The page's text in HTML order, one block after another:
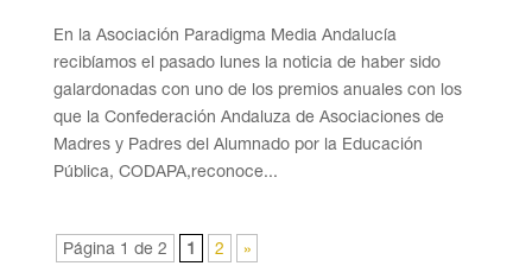
En la Asociación Paradigma Media Andalucía
recibíamos el pasado lunes la noticia de haber sido
galardonadas con uno de los premios anuales con los
que la Confederación Andaluza de Asociaciones de
Madres y Padres del Alumnado por la Educación
Pública, CODAPA,reconoce...
Página 1 de 2 1 2 »